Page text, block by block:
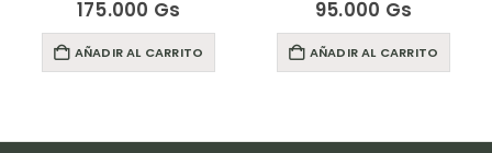
175.000 Gs
AÑADIR AL CARRITO
95.000 Gs
AÑADIR AL CARRITO